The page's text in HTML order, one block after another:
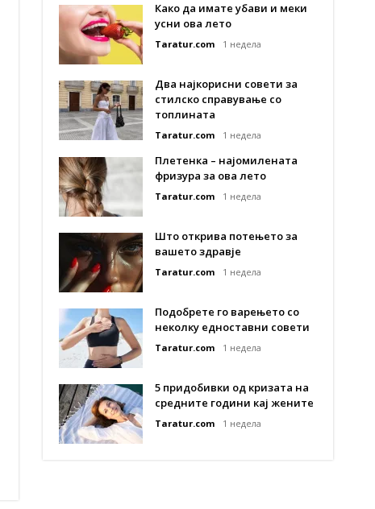
Како да имате убави и меки
усни ова лето
Taratur.com 1 недела
Два најкорисни совети за
стилско справување со
топлината
Taratur.com 1 недела
Плетенка – најомилената
фризура за ова лето
Taratur.com 1 недела
Што открива потењето за
вашето здравје
Taratur.com 1 недела
Подобрете го варењето со
неколку едноставни совети
Taratur.com 1 недела
5 придобивки од кризата на
средните години кај жените
Taratur.com 1 недела